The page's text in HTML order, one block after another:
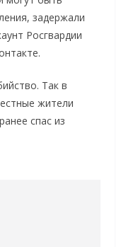
задержали
Росгвардии
Так в
жители
спас из